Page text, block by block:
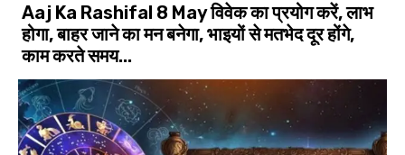
Aaj Ka Rashifal 8 May विवेक का प्रयोग करें, लाभ
होगा, बाहर जाने का मन बनेगा, भाइयों से मतभेद दूर होंगे,
काम करते समय...